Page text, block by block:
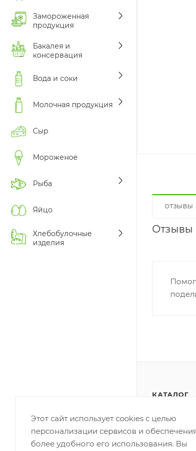
Замороженная
продукция
Бакалея и
консервация
Вода и соки
Молочная продукция
Сыр
Мороженое
Рыба
Яйцо
Хлебобулочные
изделия
ОТЗЫВЫ
Отзывы
КАТАЛОГ
Этот сайт использует cookies с целью
персонализации сервисов и
более удобного его использования. Вы